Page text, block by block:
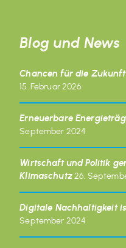
Blog und News
Chancen für die
15. Februar 2026
Erneuerbare
September 2024
Wirtschaft und Politik
Klimaschutz26.
Digitale Nachhaltigkeit
September 2024